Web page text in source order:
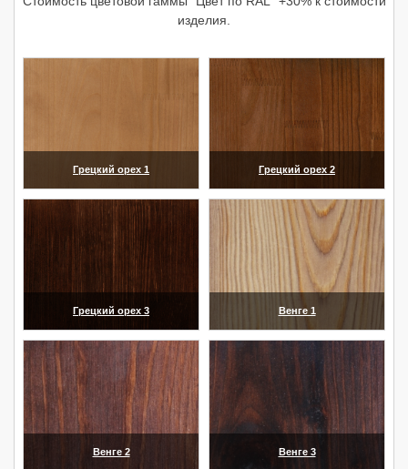
изделия.
Грецкий орех 1 Грецкий орех 2
Грецкий орех 3 Венге 1
Венге 2 Венге 3